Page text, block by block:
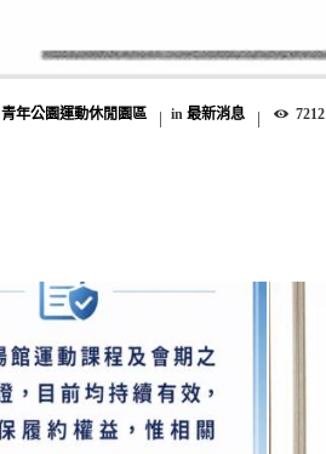
青年公園運動休閒園區 in最新消息 7212